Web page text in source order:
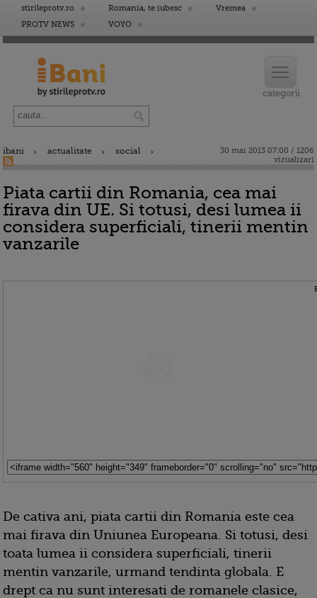
stirileprotv.ro Romania, te iubesc
Vremea
PROTV NEWS
VOYO
ibani actualitate social
30 mai 2013 07:00 / 1206
vizualizari
Piata cartii din Romania, cea mai
firava din UE. Si totusi, desi lumea ii
considera superficiali, tinerii mentin
vanzarile
De cativa ani, piata cartii din Romania este cea
mai firava din Uniunea Europeana. Si totusi, desi
toata lumea ii considera superficiali, tinerii
mentin vanzarile, urmand tendinta globala. E
drept ca nu sunt interesati de romanele clasice,